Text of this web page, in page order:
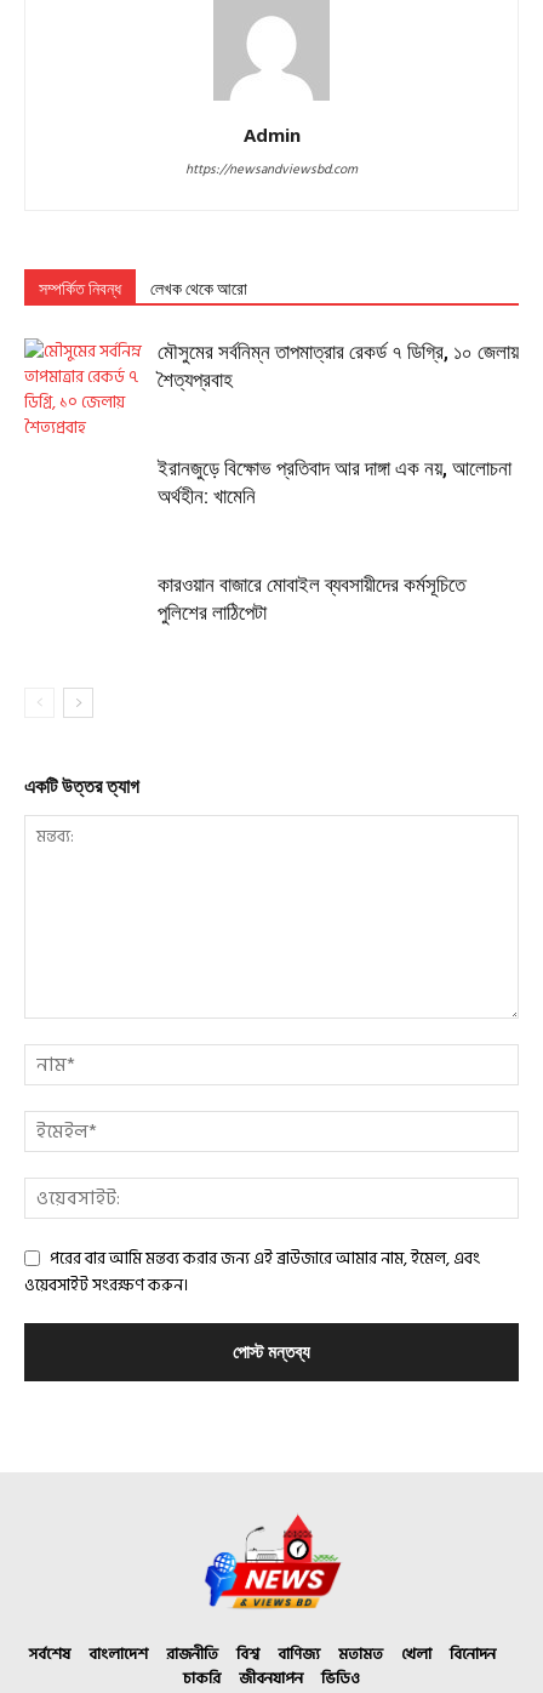
Admin
https://newsandviewsbd.com
সম্পর্কিত নিবন্ধ লেখক থেকে আরো
মৌসুমের সর্বনিম্ন তাপমাত্রার রেকর্ড ৭ ডিগ্রি, ১০ জেলায়
শৈত্যপ্রবাহ
ইরানজুড়ে বিক্ষোভ প্রতিবাদ আর দাঙ্গা এক নয়, আলোচনা
অর্থহীন: খামেনি
কারওয়ান বাজারে মোবাইল ব্যবসায়ীদের কর্মসূচিতে
পুলিশের লাঠিপেটা
একটি উত্তর ত্যাগ
পরের বার আমি মন্তব্য করার জন্য এই ব্রাউজারে আমার নাম, ইমেল, এবং
ওয়েবসাইট সংরক্ষণ করুন।
সর্বশেষ বাংলাদেশ রাজনীতি বিশ্ব বাণিজ্য মতামত খেলা
বিনোদন
চাকরি
জীবনযাপন ভিডিও